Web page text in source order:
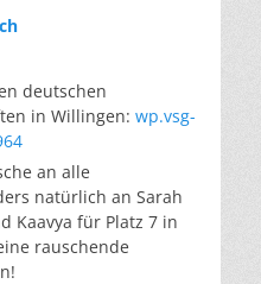
deutschen
in Willingen: wp.vsg-
an alle
natürlich an Sarah
Kaavya für Platz 7 in
rauschende